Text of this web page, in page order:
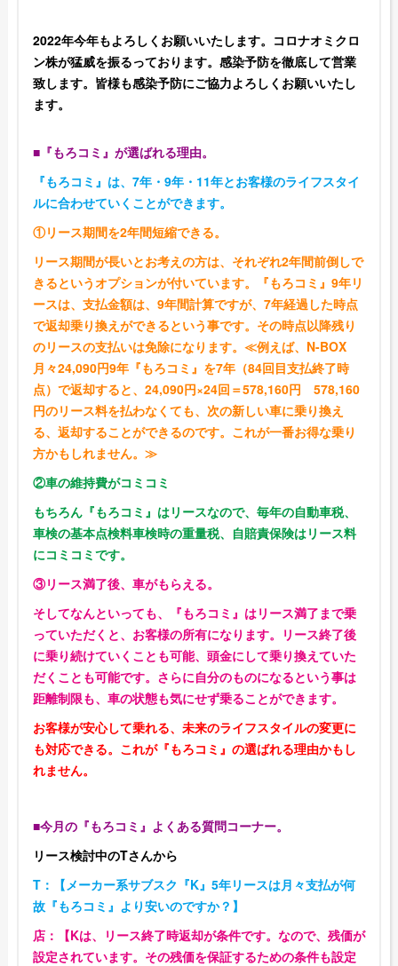
2022年今年もよろしくお願いいたします。コロナオミクロ
ン株が猛威を振るっております。感染予防を徹底して営業
致します。皆様も感染予防にご協力よろしくお願いいたし
ます。
■『もろコミ』が選ばれる理由。
『もろコミ』は、7年・9年・11年とお客様のライフスタイ
ルに合わせていくことができます。
①リース期間を2年間短縮できる。
リース期間が長いとお考えの方は、それぞれ2年間前倒しで
きるというオプションが付いています。『もろコミ』9年リ
ースは、支払金額は、9年間計算ですが、7年経過した時点
で返却乗り換えができるという事です。その時点以降残り
のリースの支払いは免除になります。≪例えば、N-BOX
月々24,090円9年『もろコミ』を7年（84回目支払終了時
点）で返却すると、24,090円×24回＝578,160円 578,160
円のリース料を払わなくても、次の新しい車に乗り換え
る、返却することができるのです。これが一番お得な乗り
方かもしれません。≫
②車の維持費がコミコミ
もちろん『もろコミ』はリースなので、毎年の自動車税、
車検の基本点検料車検時の重量税、自賠責保険はリース料
にコミコミです。
③リース満了後、車がもらえる。
そしてなんといっても、『もろコミ』はリース満了まで乗
っていただくと、お客様の所有になります。リース終了後
に乗り続けていくことも可能、頭金にして乗り換えていた
だくことも可能です。さらに自分のものになるという事は
距離制限も、車の状態も気にせず乗ることができます。
お客様が安心して乗れる、未来のライフスタイルの変更に
も対応できる。これが『もろコミ』の選ばれる理由かもし
れません。
■今月の『もろコミ』よくある質問コーナー。
リース検討中のTさんから
T：【メーカー系サブスク『K』5年リースは月々支払が何
故『もろコミ』より安いのですか？】
店：【Kは、リース終了時返却が条件です。なので、残価が
設定されています。その残価を保証するための条件も設定